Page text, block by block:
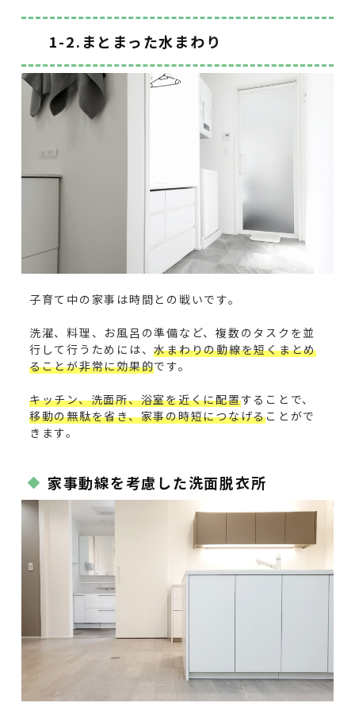
1-2.まとまった水まわり
子育て中の家事は時間との戦いです。
洗濯、料理、お風呂の準備など、複数のタスクを並
行して行うためには、水まわりの動線を短くまとめ
ることが非常に効果的です。
キッチン、洗面所、浴室を近くに配置することで、
移動の無駄を省き、家事の時短につなげることがで
きます。
家事動線を考慮した洗面脱衣所